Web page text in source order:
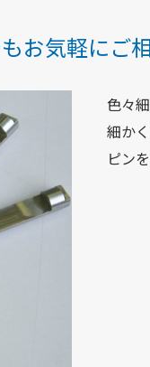
お気軽にご
色々
細か
ピン